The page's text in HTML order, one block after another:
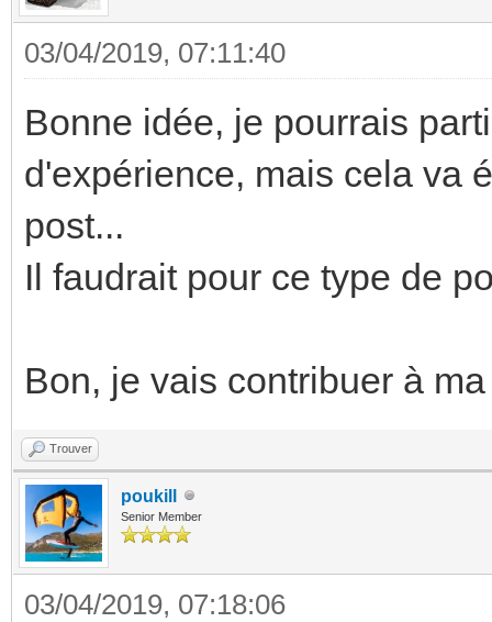
03/04/2019, 07:11:40
Bonne idée, je pourrais
d'expérience, mais cela va
post...
Il faudrait pour ce type de
Bon, je vais contribuer à
Trouver
poukill
Senior Member
03/04/2019, 07:18:06